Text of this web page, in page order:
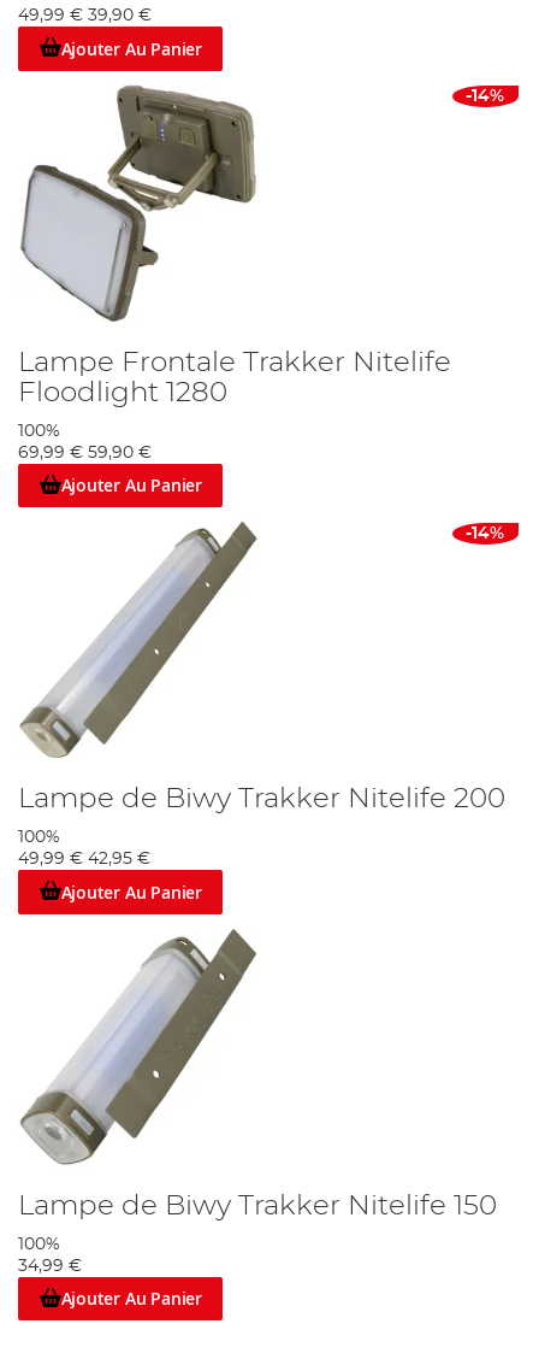
49,99 € 39,90 €
Ajouter Au Panier
-14%
Lampe Frontale Trakker Nitelife
Floodlight 1280
100%
69,99 € 59,90 €
Ajouter Au Panier
-14%
Lampe de Biwy Trakker Nitelife 200
100%
49,99 € 42,95 €
Ajouter Au Panier
Lampe de Biwy Trakker Nitelife 150
100%
34,99 €
Ajouter Au Panier